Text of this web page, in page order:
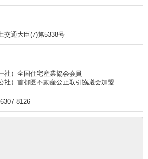
交通大臣(7)第5338号
一社）全国住宅産業協会会員
公社）首都圏不動産公正取引協議会加盟
8126